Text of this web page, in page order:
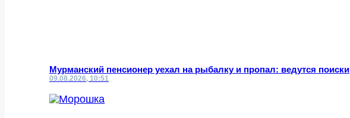
Мурманский пенсионер уехал на рыбалку и пропал: ведутся поиски
09.08.2026, 10:51